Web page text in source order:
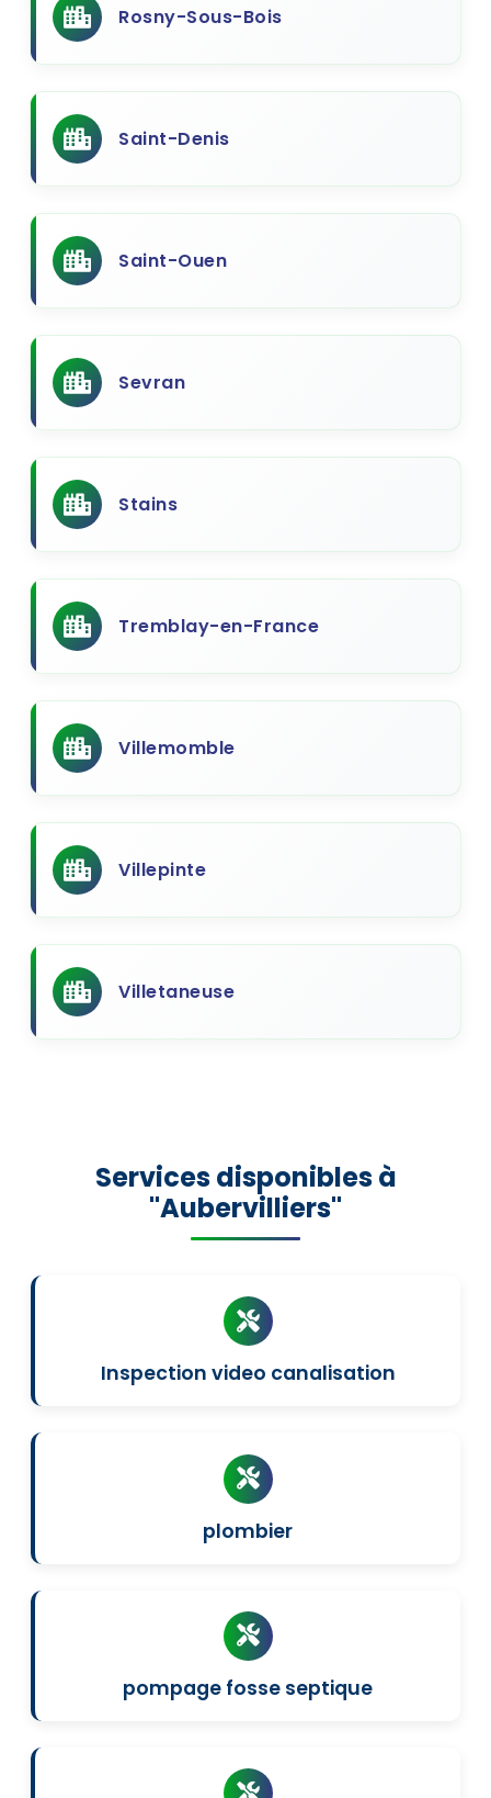
Rosny-Sous-Bois
Saint-Denis
Saint-Ouen
Sevran
Stains
Tremblay-en-France
Villemomble
Villepinte
Villetaneuse
Services disponibles à
"Aubervilliers"
Inspection video canalisation
plombier
pompage fosse septique